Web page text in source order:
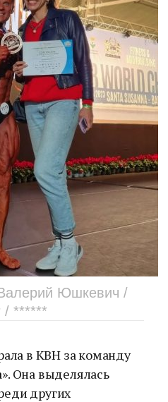
Юшкевич /
/ ******
в КВН за команду
Она выделялась
других